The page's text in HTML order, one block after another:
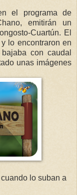
el programa de
emitirán un
Cuartún. El
lo encontraron en
con caudal
unas imágenes
lo suban a